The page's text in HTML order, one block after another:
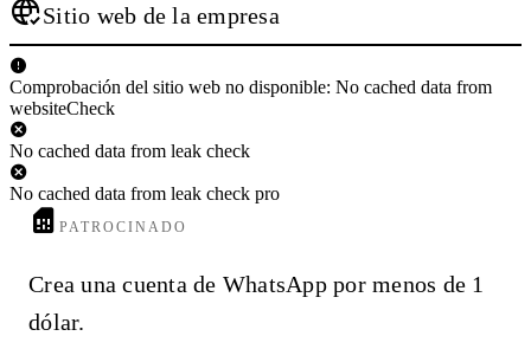
Sitio web de la empresa
Comprobación del sitio web no disponible: No cached data from
websiteCheck
No cached data from leak check
No cached data from leak check pro
PATROCINADO
Crea una cuenta de WhatsApp por menos de 1
dólar.